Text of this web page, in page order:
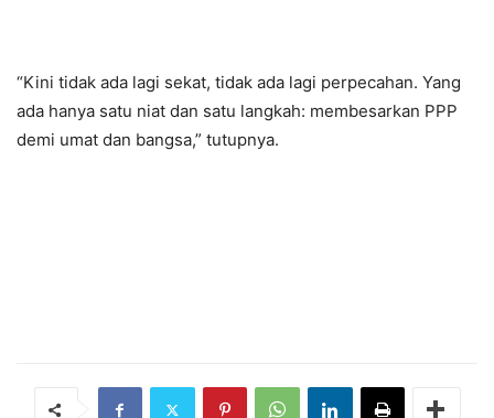
“Kini tidak ada lagi sekat, tidak ada lagi perpecahan. Yang
ada hanya satu niat dan satu langkah: membesarkan PPP
demi umat dan bangsa,” tutupnya.